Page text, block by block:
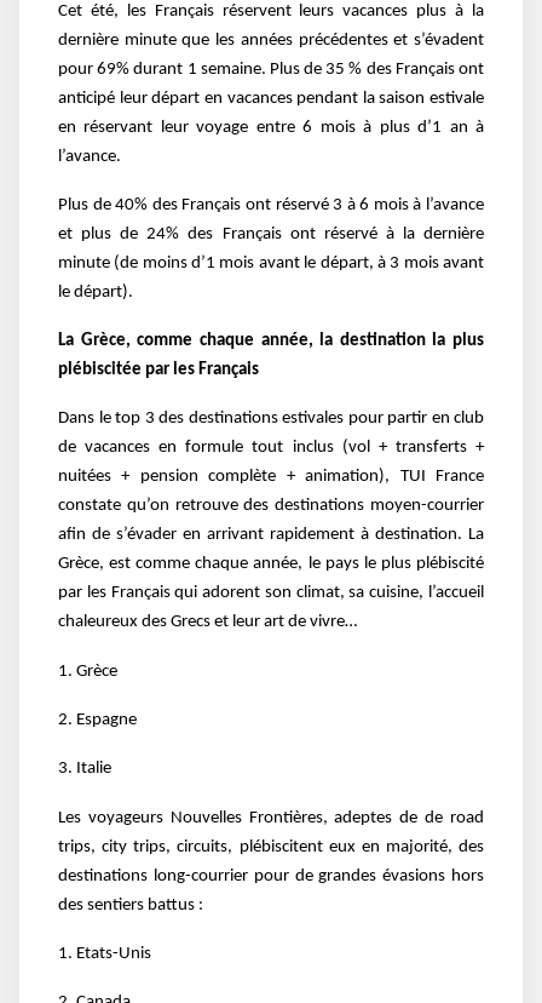
Cet été, les Français réservent leurs vacances plus à la
dernière minute que les années précédentes et s’évadent
pour 69% durant 1 semaine. Plus de 35 % des Français ont
anticipé leur départ en vacances pendant la saison estivale
en réservant leur voyage entre 6 mois à plus d’1 an à
l’avance.
Plus de 40% des Français ont réservé 3 à 6 mois à l’avance
et plus de 24% des Français ont réservé à la dernière
minute (de moins d’1 mois avant le départ, à 3 mois avant
le départ).
La Grèce, comme chaque année, la destination la plus
plébiscitée par les Français
Dans le top 3 des destinations estivales pour partir en club
de vacances en formule tout inclus (vol + transferts +
nuitées + pension complète + animation), TUI France
constate qu’on retrouve des destinations moyen-courrier
afin de s’évader en arrivant rapidement à destination. La
Grèce, est comme chaque année, le pays le plus plébiscité
par les Français qui adorent son climat, sa cuisine, l’accueil
chaleureux des Grecs et leur art de vivre…
1. Grèce
2. Espagne
3. Italie
Les voyageurs Nouvelles Frontières, adeptes de de road
trips, city trips, circuits, plébiscitent eux en majorité, des
destinations long-courrier pour de grandes évasions hors
des sentiers battus :
1. Etats-Unis